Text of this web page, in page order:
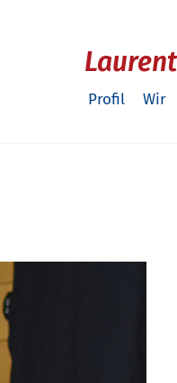
Profil Wir